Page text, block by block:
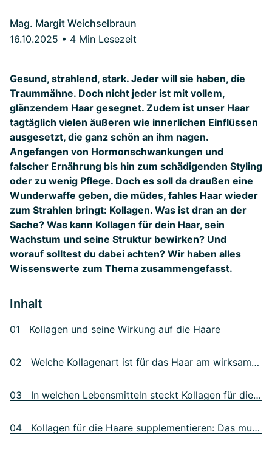
Mag. Margit Weichselbraun
16.10.2025 • 4 Min Lesezeit
Gesund, strahlend, stark. Jeder will sie haben, die
Traummähne. Doch nicht jeder ist mit vollem,
glänzendem Haar gesegnet. Zudem ist unser Haar
tagtäglich vielen äußeren wie innerlichen Einflüssen
ausgesetzt, die ganz schön an ihm nagen.
Angefangen von Hormonschwankungen und
falscher Ernährung bis hin zum schädigenden Styling
oder zu wenig Pflege. Doch es soll da draußen eine
Wunderwaffe geben, die müdes, fahles Haar wieder
zum Strahlen bringt: Kollagen. Was ist dran an der
Sache? Was kann Kollagen für dein Haar, sein
Wachstum und seine Struktur bewirken? Und
worauf solltest du dabei achten? Wir haben alles
Wissenswerte zum Thema zusammengefasst.
Inhalt
01 Kollagen und seine Wirkung auf die Haare
02 Welche Kollagenart ist für das Haar am wirksamsten?
03 In welchen Lebensmitteln steckt Kollagen für die Haare?
04 Kollagen für die Haare supplementieren: Das musst du wissen